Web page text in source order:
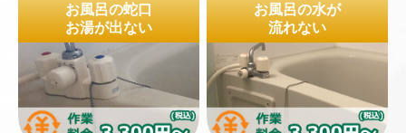
お風呂の蛇口
お湯が出ない
お風呂の水が
流れない